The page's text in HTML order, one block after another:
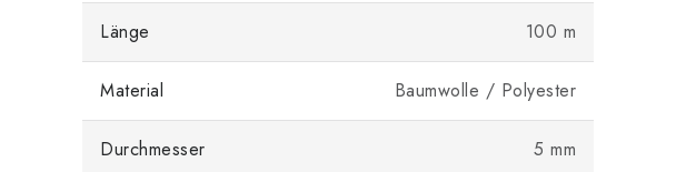
Länge 100 m
Material Baumwolle / Polyester
Durchmesser 5 mm